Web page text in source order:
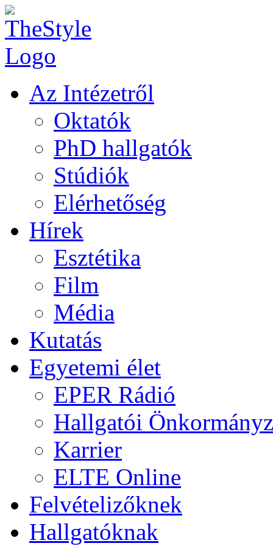
Az Intézetről
Oktatók
PhD hallgatók
Stúdiók
Elérhetőség
Hírek
Esztétika
Film
Média
Kutatás
Egyetemi élet
EPER Rádió
Hallgatói
Karrier
ELTE Online
Felvételizőknek
Hallgatóknak